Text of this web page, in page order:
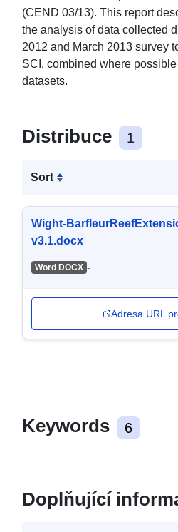
(CEND 03/13). This report
the analysis of data collected
2012 and March 2013 survey
SCI, combined where
datasets.
Distribuce 1
Sort
Wight-
v3.1.docx
Word DOCX -
Adresa URL
Keywords 6
Doplňující